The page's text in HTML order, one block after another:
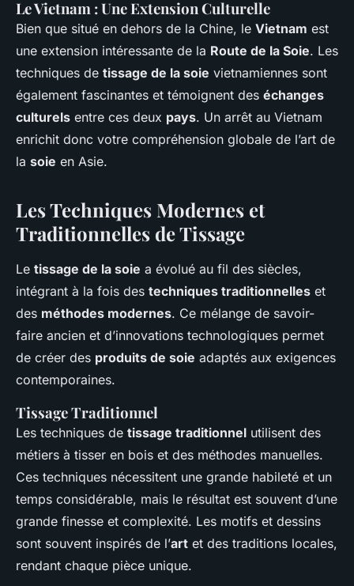
Le Vietnam : Une Extension Culturelle
Bien que situé en dehors de la Chine, le Vietnam est
une extension intéressante de la Route de la Soie. Les
techniques de tissage de la soie vietnamiennes sont
également fascinantes et témoignent des échanges
culturels entre ces deux pays. Un arrêt au Vietnam
enrichit donc votre compréhension globale de l’art de
la soie en Asie.
Les Techniques Modernes et
Traditionnelles de Tissage
Le tissage de la soie a évolué au fil des siècles,
intégrant à la fois des techniques traditionnelles et
des méthodes modernes. Ce mélange de savoir-
faire ancien et d’innovations technologiques permet
de créer des produits de soie adaptés aux exigences
contemporaines.
Tissage Traditionnel
Les techniques de tissage traditionnel utilisent des
métiers à tisser en bois et des méthodes manuelles.
Ces techniques nécessitent une grande habileté et un
temps considérable, mais le résultat est souvent d’une
grande finesse et complexité. Les motifs et dessins
sont souvent inspirés de l’art et des traditions locales,
rendant chaque pièce unique.